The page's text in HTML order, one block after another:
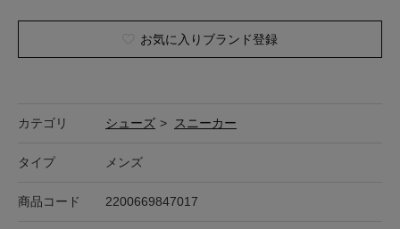
お気に入りブランド登録
カテゴリ シューズ > スニーカー
タイプ メンズ
商品コード 2200669847017